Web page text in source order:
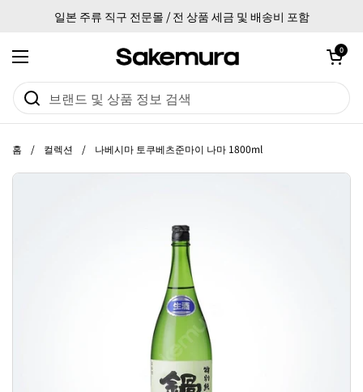
일본 주류 직구 전문몰 / 전 상품 세금 및 배송비 포함
메뉴 열기
카트 열기
0
홈 / 컬렉션 / 나베시마 토쿠베츠준마이 나마 1800ml